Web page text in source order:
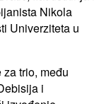
Nikola
Univerziteta u
trio, među
i